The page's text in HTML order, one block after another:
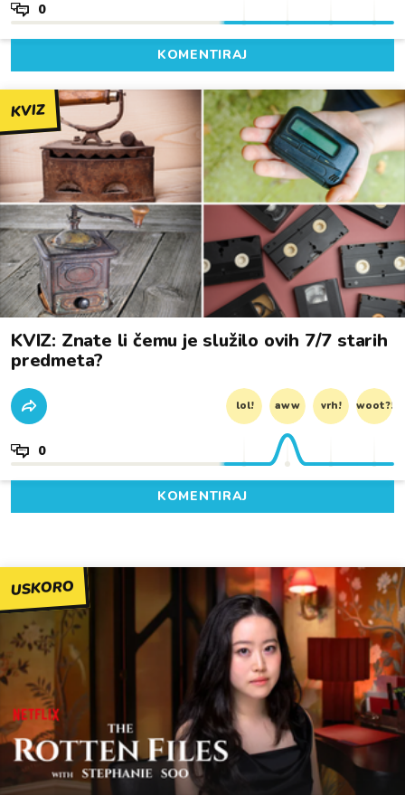
0
KOMENTIRAJ
KVIZ
KVIZ: Znate li čemu je služilo ovih 7/7 starih
predmeta?
lol! aww vrh! woot?!
0
KOMENTIRAJ
USKORO